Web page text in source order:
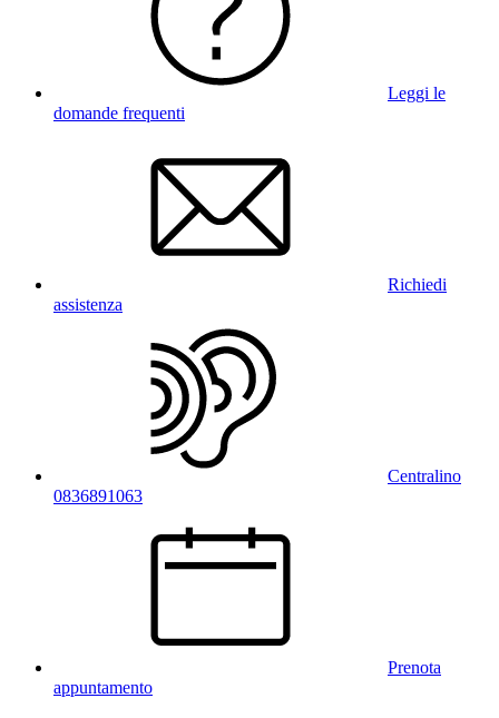
Leggi le
domande frequenti
Richiedi
assistenza
Centralino
0836891063
Prenota
appuntamento